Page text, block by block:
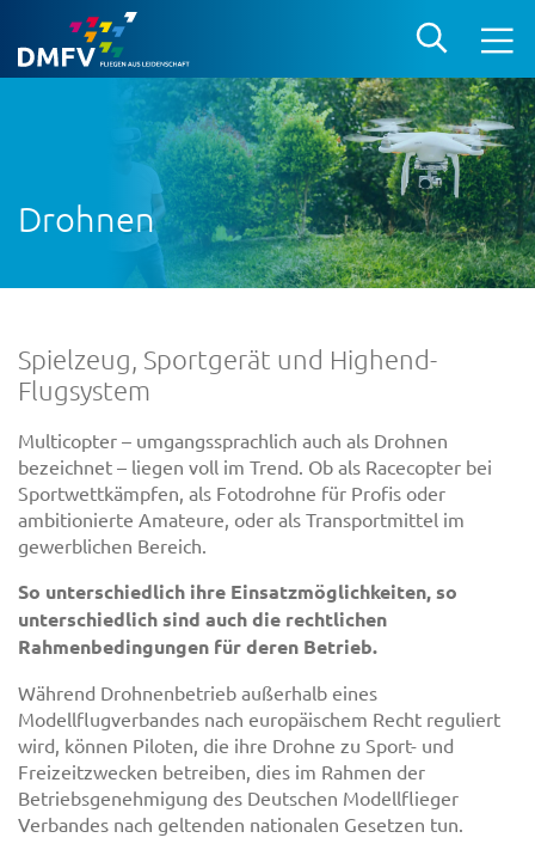
Drohnen
Spielzeug, Sportgerät und Highend-
Flugsystem
Multicopter – umgangssprachlich auch als Drohnen
bezeichnet – liegen voll im Trend. Ob als Racecopter bei
Sportwettkämpfen, als Fotodrohne für Profis oder
ambitionierte Amateure, oder als Transportmittel im
gewerblichen Bereich.
So unterschiedlich ihre Einsatzmöglichkeiten, so
unterschiedlich sind auch die rechtlichen
Rahmenbedingungen für deren Betrieb.
Während Drohnenbetrieb außerhalb eines
Modellflugverbandes nach europäischem Recht reguliert
wird, können Piloten, die ihre Drohne zu Sport- und
Freizeitzwecken betreiben, dies im Rahmen der
Betriebsgenehmigung des Deutschen Modellflieger
Verbandes nach geltenden nationalen Gesetzen tun.